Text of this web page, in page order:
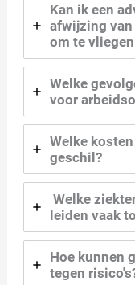
Kan ik een
afwijzing
om te
Welke
voor
Welke
geschil?
Welke
leiden vaak
Hoe kunnen
tegen